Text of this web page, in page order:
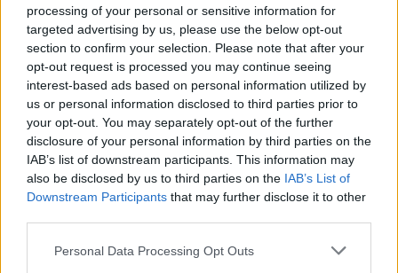
processing of your personal or sensitive information for
targeted advertising by us, please use the below opt-out
section to confirm your selection. Please note that after your
opt-out request is processed you may continue seeing
interest-based ads based on personal information utilized by
us or personal information disclosed to third parties prior to
your opt-out. You may separately opt-out of the further
disclosure of your personal information by third parties on the
IAB’s list of downstream participants. This information may
also be disclosed by us to third parties on the IAB’s List of
Downstream Participants that may further disclose it to other
Personal Data Processing Opt Outs
Egy hétvége, ahol nemzetközi mestertanároktól
tanulhatsz, inspirálódhatsz első kézből.
bővebben